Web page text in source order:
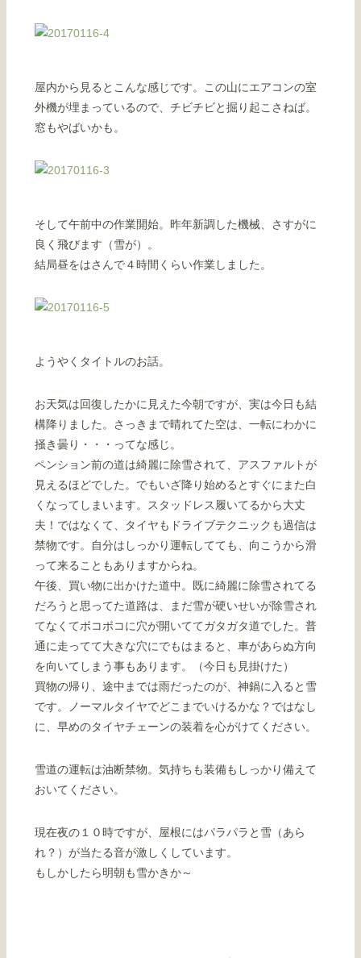
屋内から見るとこんな感じです。この山にエアコンの室
外機が埋まっているので、チビチビと掘り起こさねば。
窓もやばいかも。
そして午前中の作業開始。昨年新調した機械、さすがに
良く飛びます（雪が）。
結局昼をはさんで４時間くらい作業しました。
ようやくタイトルのお話。
お天気は回復したかに見えた今朝ですが、実は今日も結
構降りました。さっきまで晴れてた空は、一転にわかに
掻き曇り・・・ってな感じ。
ペンション前の道は綺麗に除雪されて、アスファルトが
見えるほどでした。でもいざ降り始めるとすぐにまた白
くなってしまいます。スタッドレス履いてるから大丈
夫！ではなくて、タイヤもドライブテクニックも過信は
禁物です。自分はしっかり運転してても、向こうから滑
って来ることもありますからね。
午後、買い物に出かけた道中。既に綺麗に除雪されてる
だろうと思ってた道路は、まだ雪が硬いせいが除雪され
てなくてボコボコに穴が開いててガタガタ道でした。普
通に走ってて大きな穴にでもはまると、車があらぬ方向
を向いてしまう事もあります。（今日も見掛けた）
買物の帰り、途中までは雨だったのが、神鍋に入ると雪
です。ノーマルタイヤでどこまでいけるかな？ではなし
に、早めのタイヤチェーンの装着を心がけてください。
雪道の運転は油断禁物。気持ちも装備もしっかり備えて
おいてください。
現在夜の１０時ですが、屋根にはパラパラと雪（あら
れ？）が当たる音が激しくしています。
もしかしたら明朝も雪かきか～